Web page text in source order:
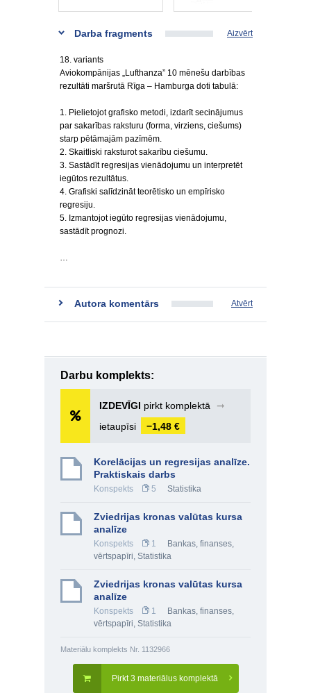
Darba fragments Aizvērt
18. variants
Aviokompānijas „Lufthanza” 10 mēnešu darbības
rezultāti maršrutā Rīga – Hamburga doti tabulā:
1. Pielietojot grafisko metodi, izdarīt secinājumus
par sakarības raksturu (forma, virziens, ciešums)
starp pētāmajām pazīmēm.
2. Skaitliski raksturot sakarību ciešumu.
3. Sastādīt regresijas vienādojumu un interpretēt
iegūtos rezultātus.
4. Grafiski salīdzināt teorētisko un empīrisko
regresiju.
5. Izmantojot iegūto regresijas vienādojumu,
sastādīt prognozi.
…
Autora komentārs Atvērt
Darbu komplekts:
IZDEVĪGI pirkt komplektā
➞
ietaupīsi
−1,48 €
Korelācijas un regresijas analīze.
Praktiskais darbs
Konspekts 5 Statistika
Zviedrijas kronas valūtas kursa
analīze
Konspekts 1
Bankas, finanses,
vērtspapīri, Statistika
Zviedrijas kronas valūtas kursa
analīze
Konspekts 1
Bankas, finanses,
vērtspapīri, Statistika
Materiālu komplekts Nr. 1132966
Pirkt 3 materiālus komplektā